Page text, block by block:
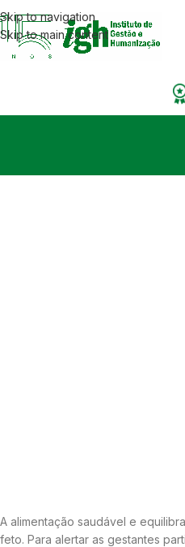
Skip to navigation
Skip to main content
A alimentação saudável e
feto. Para alertar as gestantes